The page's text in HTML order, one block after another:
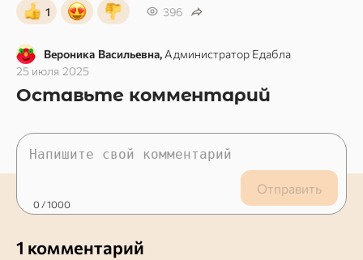
1 396
Вероника Васильевна, Администратор Едабла
25 июля 2025
Оставьте комментарий
Отправить
0 / 1000
1 комментарий